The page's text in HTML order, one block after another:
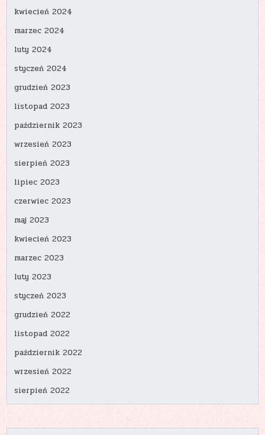
kwiecień 2024
marzec 2024
luty 2024
styczeń 2024
grudzień 2023
listopad 2023
październik 2023
wrzesień 2023
sierpień 2023
lipiec 2023
czerwiec 2023
maj 2023
kwiecień 2023
marzec 2023
luty 2023
styczeń 2023
grudzień 2022
listopad 2022
październik 2022
wrzesień 2022
sierpień 2022